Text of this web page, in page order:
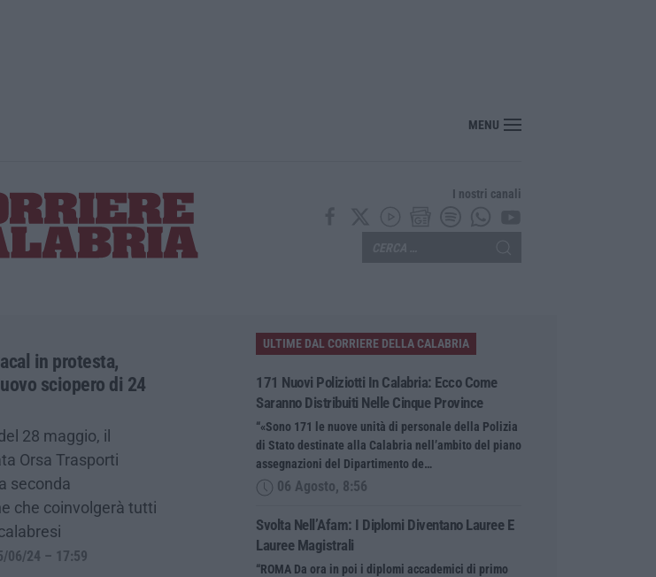
MENU
I nostri canali
in protesta,
sciopero di 24
28 maggio, il
Orsa Trasporti
seconda
che coinvolgerà tutti
06/24 – 17:59
ULTIME DAL CORRIERE DELLA CALABRIA
171 Nuovi Poliziotti In Calabria: Ecco Come
Saranno Distribuiti Nelle Cinque Province
“«Sono 171 le nuove unità di personale della Polizia
di Stato destinate alla Calabria nell’ambito del piano
assegnazioni del Dipartimento de…
06 Agosto, 8:56
Svolta Nell’Afam: I Diplomi Diventano Lauree E
Lauree Magistrali
“ROMA Da ora in poi i diplomi accademici di primo